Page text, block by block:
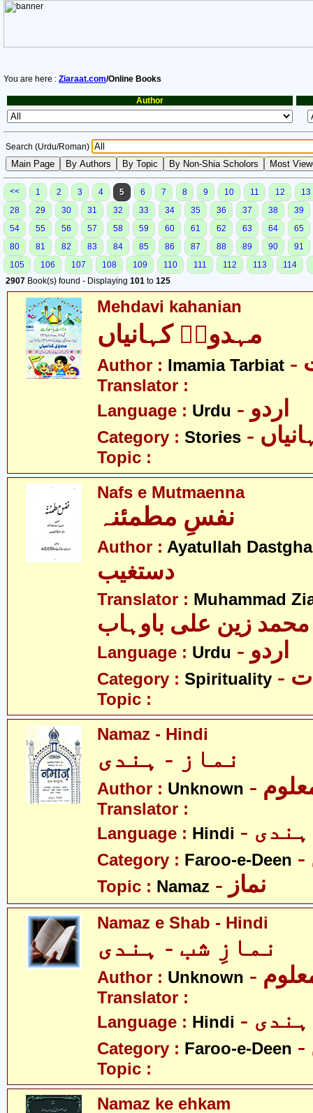
You are here : Ziaraat.com/Online Books
Author
Search (Urdu/Roman)
<< 1 2 3 4 5 6 7 8 9 10 11 12
13
28
29 30 31 32 33 34 35 36 37 38
39
54
55 56 57 58 59 60 61 62 63 64
65
80
81 82 83 84 85 86 87 88 89 90
91
105
106 107 108 109 110 111 112 113
114
2907 Book(s) found - Displaying 101 to 125
Mehdavi kahanian
مہدویؑ کہانیاں
Author : Imamia Tarbiat
Translator :
Language : Urdu - اردو
Category : Stories
Topic :
Nafs e Mutmaenna
نفسِ مطمئنہ
Author : Ayatullah
دستغیب
Translator : Muhammad
محمد زین علی باوہاب
Language : Urdu - اردو
Category : Spirituality
Topic :
Namaz - Hindi
نماز - ہندی
Author : Unknown معلوم
Translator :
Language : Hindi - ہندی
Category : Faroo-e-Deen
Topic : Namaz - نماز
Namaz e Shab - Hindi
نمازِ شب - ہندی
Author : Unknown معلوم
Translator :
Language : Hindi - ہندی
Category : Faroo-e-Deen
Topic :
Namaz ke ehkam